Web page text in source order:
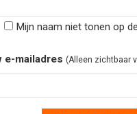
Mijn naam niet tonen op
e-mailadres (Alleen zichtbaar